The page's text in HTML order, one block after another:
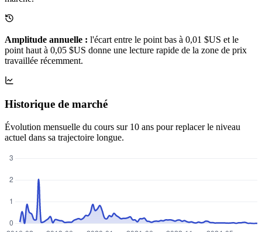
Amplitude annuelle : l'écart entre le point bas à 0,01 $US et le
point haut à 0,05 $US donne une lecture rapide de la zone de prix
travaillée récemment.
Historique de marché
Évolution mensuelle du cours sur 10 ans pour replacer le niveau
actuel dans sa trajectoire longue.